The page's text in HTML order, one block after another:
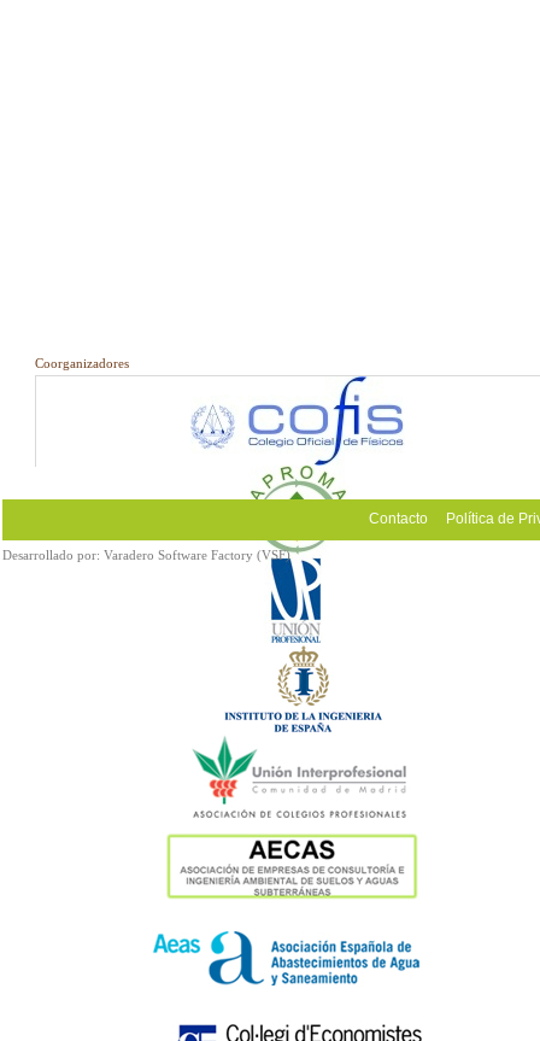
Coorganizadores
Contacto Política de
Desarrollado por: Varadero Software Factory (VSF)